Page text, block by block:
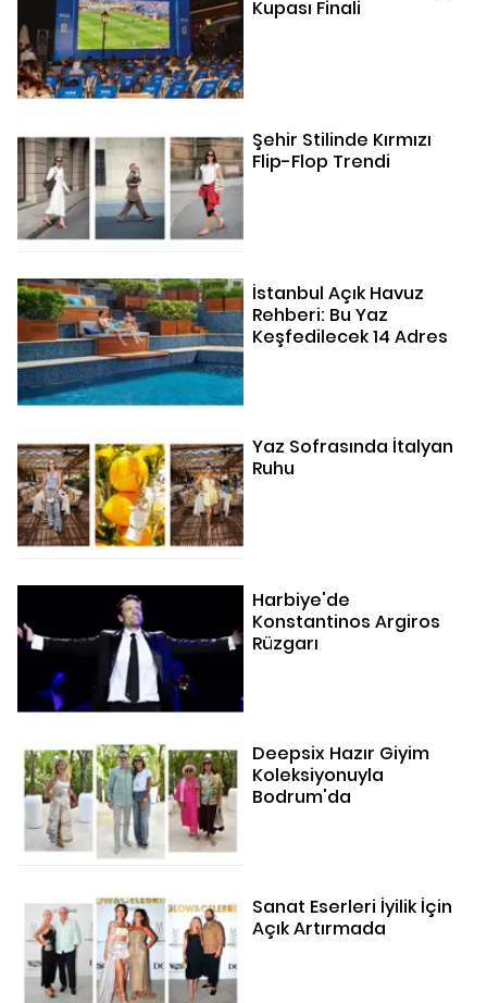
Kupası Finali
Şehir Stilinde Kırmızı
Flip-Flop Trendi
İstanbul Açık Havuz
Rehberi: Bu Yaz
Keşfedilecek 14 Adres
Yaz Sofrasında İtalyan
Ruhu
Harbiye'de
Konstantinos Argiros
Rüzgarı
Deepsix Hazır Giyim
Koleksiyonuyla
Bodrum'da
Sanat Eserleri İyilik İçin
Açık Artırmada